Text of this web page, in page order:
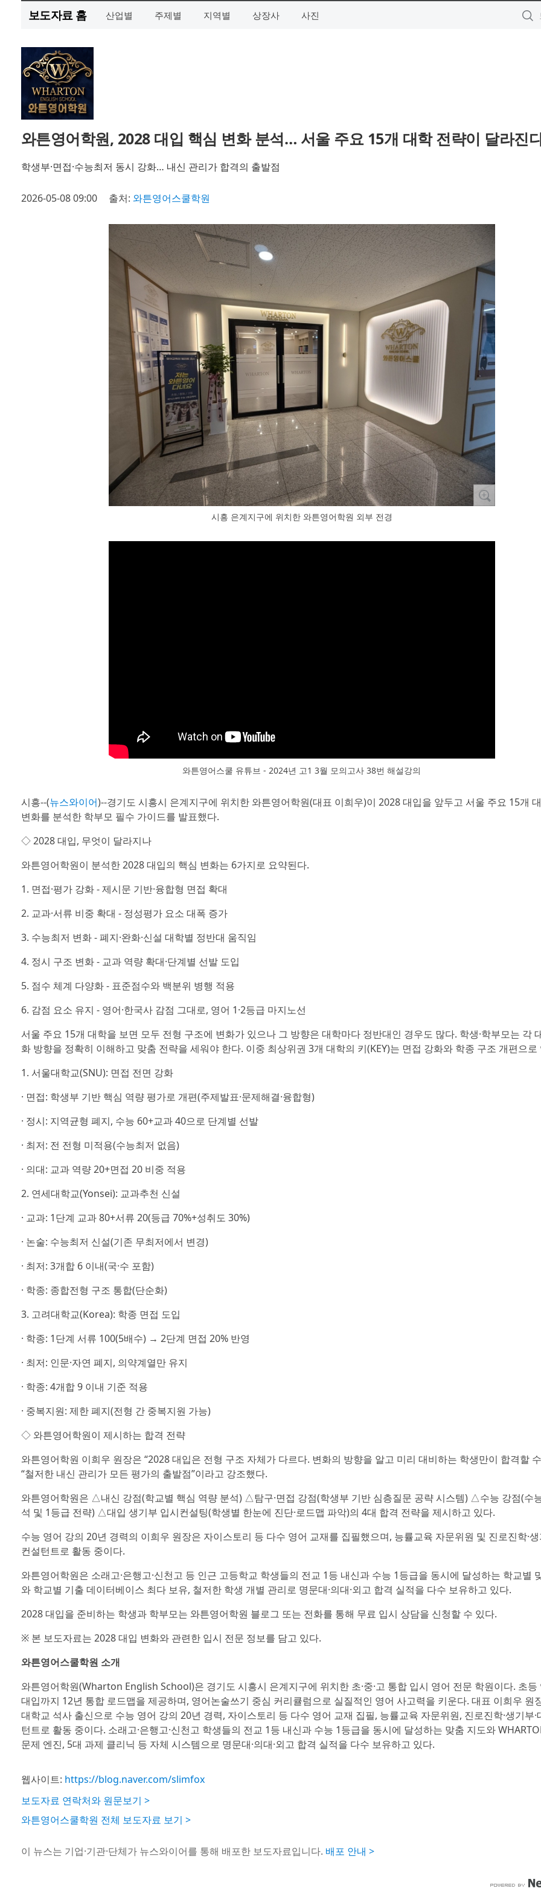
보도자료 홈 산업별 주제별 지역별 상장사 사진
와튼영어학원, 2028 대입 핵심 변화 분석… 서울 주요 15개 대학 전략이 달라진
학생부·면접·수능최저 동시 강화… 내신 관리가 합격의 출발점
2026-05-08 09:00 출처: 와튼영어스쿨학원
시흥 은계지구에 위치한 와튼영어학원 외부 전경
와튼영어스쿨 유튜브 - 2024년 고1 3월 모의고사 38번 해설강의
시흥--(뉴스와이어)--경기도 시흥시 은계지구에 위치한 와튼영어학원(대표 이희우)이 2028 대입을 앞두고 서울 주요 15개
변화를 분석한 학부모 필수 가이드를 발표했다.
◇ 2028 대입, 무엇이 달라지나
와튼영어학원이 분석한 2028 대입의 핵심 변화는 6가지로 요약된다.
1. 면접·평가 강화 - 제시문 기반·융합형 면접 확대
2. 교과·서류 비중 확대 - 정성평가 요소 대폭 증가
3. 수능최저 변화 - 폐지·완화·신설 대학별 정반대 움직임
4. 정시 구조 변화 - 교과 역량 확대·단계별 선발 도입
5. 점수 체계 다양화 - 표준점수와 백분위 병행 적용
6. 감점 요소 유지 - 영어·한국사 감점 그대로, 영어 1·2등급 마지노선
서울 주요 15개 대학을 보면 모두 전형 구조에 변화가 있으나 그 방향은 대학마다 정반대인 경우도 많다. 학생·학부모는 각
화 방향을 정확히 이해하고 맞춤 전략을 세워야 한다. 이중 최상위권 3개 대학의 키(KEY)는 면접 강화와 학종 구조 개편으로
1. 서울대학교(SNU): 면접 전면 강화
· 면접: 학생부 기반 핵심 역량 평가로 개편(주제발표·문제해결·융합형)
· 정시: 지역균형 폐지, 수능 60+교과 40으로 단계별 선발
· 최저: 전 전형 미적용(수능최저 없음)
· 의대: 교과 역량 20+면접 20 비중 적용
2. 연세대학교(Yonsei): 교과추천 신설
· 교과: 1단계 교과 80+서류 20(등급 70%+성취도 30%)
· 논술: 수능최저 신설(기존 무최저에서 변경)
· 최저: 3개합 6 이내(국·수 포함)
· 학종: 종합전형 구조 통합(단순화)
3. 고려대학교(Korea): 학종 면접 도입
· 학종: 1단계 서류 100(5배수) → 2단계 면접 20% 반영
· 최저: 인문·자연 폐지, 의약계열만 유지
· 학종: 4개합 9 이내 기준 적용
· 중복지원: 제한 폐지(전형 간 중복지원 가능)
◇ 와튼영어학원이 제시하는 합격 전략
와튼영어학원 이희우 원장은 “2028 대입은 전형 구조 자체가 다르다. 변화의 방향을 알고 미리 대비하는 학생만이 합격할
“철저한 내신 관리가 모든 평가의 출발점”이라고 강조했다.
와튼영어학원은 △내신 강점(학교별 핵심 역량 분석) △탐구·면접 강점(학생부 기반 심층질문 공략 시스템) △수능 강점(수
석 및 1등급 전략) △대입 생기부 입시컨설팅(학생별 한눈에 진단·로드맵 파악)의 4대 합격 전략을 제시하고 있다.
수능 영어 강의 20년 경력의 이희우 원장은 자이스토리 등 다수 영어 교재를 집필했으며, 능률교육 자문위원 및 진로진학·생
컨설턴트로 활동 중이다.
와튼영어학원은 소래고·은행고·신천고 등 인근 고등학교 학생들의 전교 1등 내신과 수능 1등급을 동시에 달성하는 학교별
와 학교별 기출 데이터베이스 최다 보유, 철저한 학생 개별 관리로 명문대·의대·외고 합격 실적을 다수 보유하고 있다.
2028 대입을 준비하는 학생과 학부모는 와튼영어학원 블로그 또는 전화를 통해 무료 입시 상담을 신청할 수 있다.
※ 본 보도자료는 2028 대입 변화와 관련한 입시 전문 정보를 담고 있다.
와튼영어스쿨학원 소개
와튼영어학원(Wharton English School)은 경기도 시흥시 은계지구에 위치한 초·중·고 통합 입시 영어 전문 학원이다. 초등
대입까지 12년 통합 로드맵을 제공하며, 영어논술쓰기 중심 커리큘럼으로 실질적인 영어 사고력을 키운다. 대표 이희우 원
대학교 석사 출신으로 수능 영어 강의 20년 경력, 자이스토리 등 다수 영어 교재 집필, 능률교육 자문위원, 진로진학·생기부·
턴트로 활동 중이다. 소래고·은행고·신천고 학생들의 전교 1등 내신과 수능 1등급을 동시에 달성하는 맞춤 지도와
문제 엔진, 5대 과제 클리닉 등 자체 시스템으로 명문대·의대·외고 합격 실적을 다수 보유하고 있다.
웹사이트: https://blog.naver.com/slimfox
보도자료 연락처와 원문보기 >
와튼영어스쿨학원 전체 보도자료 보기 >
이 뉴스는 기업·기관·단체가 뉴스와이어를 통해 배포한 보도자료입니다. 배포 안내 >